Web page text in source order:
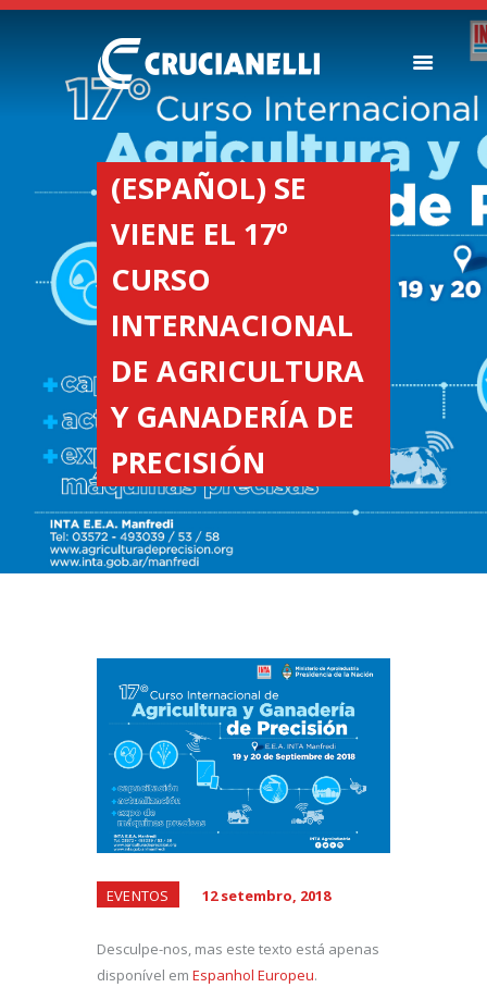
(ESPAÑOL) SE
VIENE EL 17º
CURSO
INTERNACIONAL
DE AGRICULTURA
Y GANADERÍA DE
PRECISIÓN
SEMEADORES
ESPALHADORES DE
FERTILIZANTES
INSTITUCIONAL
CONCESIONARIOS
NOVEDADES
NOSSA EMPRESA
CONTACTO
EVENTOS 12 setembro, 2018
Desculpe-nos, mas este texto está apenas
disponível em Espanhol Europeu.